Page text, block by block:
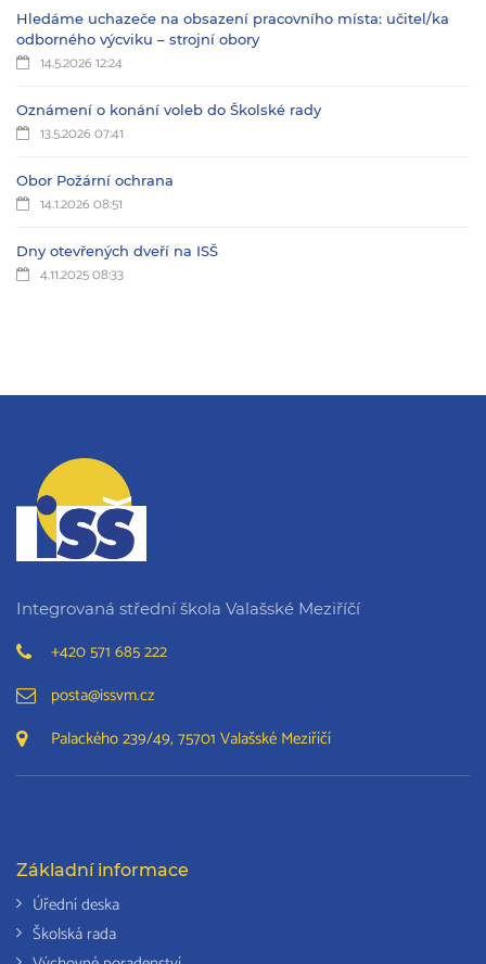
Hledáme uchazeče na obsazení pracovního místa: učitel/ka
odborného výcviku – strojní obory
14.5.2026 12:24
Oznámení o konání voleb do Školské rady
13.5.2026 07:41
Obor Požární ochrana
14.1.2026 08:51
Dny otevřených dveří na ISŠ
4.11.2025 08:33
Integrovaná střední škola Valašské Meziříčí
+420 571 685 222
posta@issvm.cz
Palackého 239/49, 75701 Valašské Meziříčí
Základní informace
Úřední deska
Školská rada